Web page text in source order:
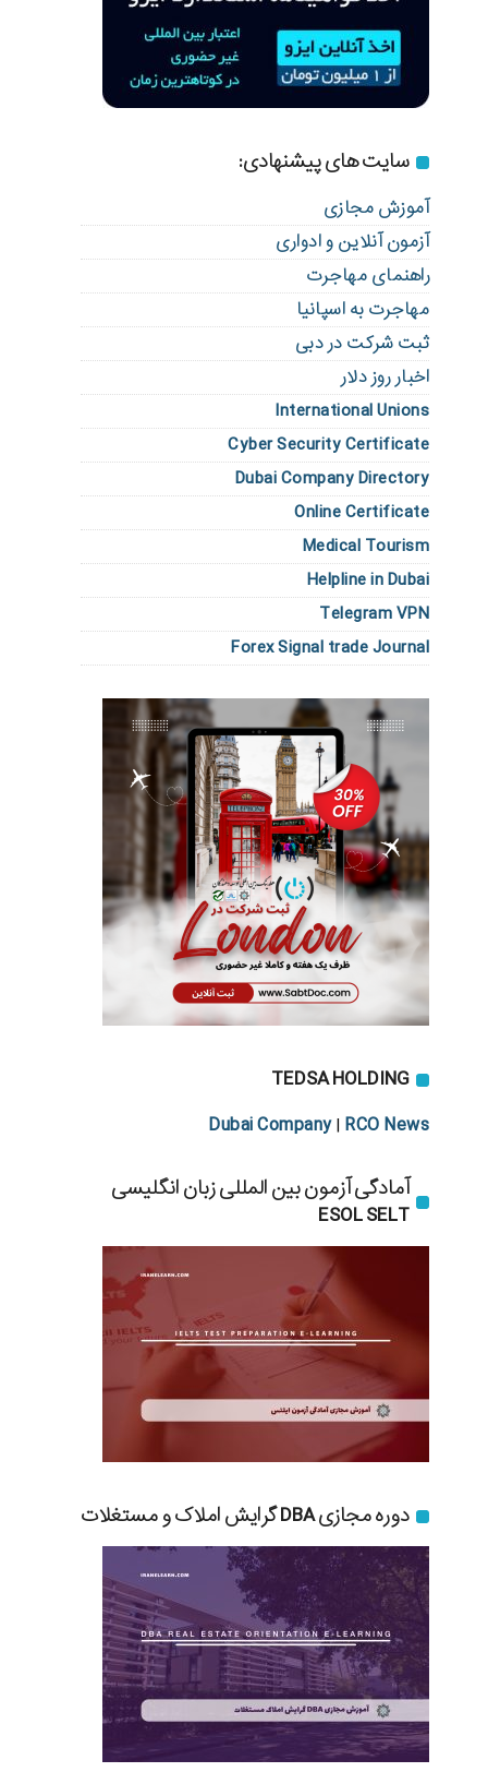
سایت های پیشنهادی:
آموزش مجازی
آزمون آنلاین و ادواری
راهنمای مهاجرت
مهاجرت به اسپانیا
ثبت شرکت در دبی
اخبار روز دلار
International Unions
Cyber Security Certificate
Dubai Company Directory
Online Certificate
Medical Tourism
Helpline in Dubai
Telegram VPN
Forex Signal trade Journal
TEDSA HOLDING
Dubai Company| RCO News
آمادگی آزمون بین المللی زبان انگلیسی
ESOL SELT
دوره مجازی DBA گرایش املاک و مستغلات